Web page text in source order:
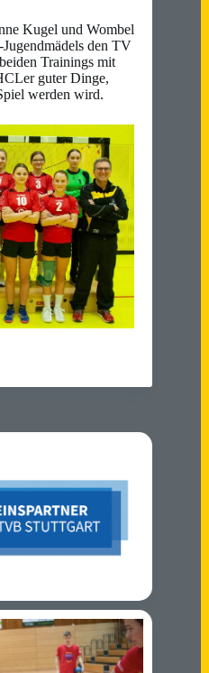
Kugel und Wombel
den TV
Trainings mit
guter Dinge,
werden wird.